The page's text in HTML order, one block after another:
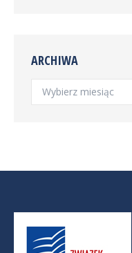
ARCHIWA
Archiwa